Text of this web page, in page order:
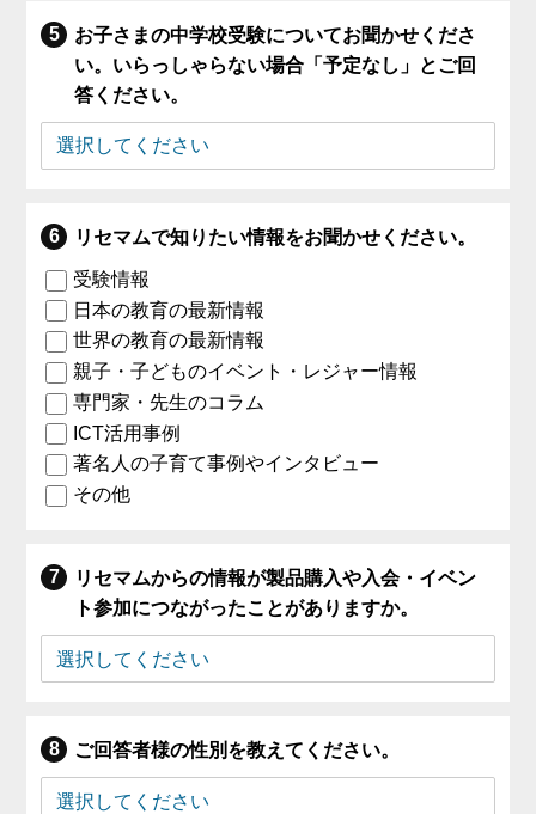
お子さまの中学校受験についてお聞かせくださ
い。いらっしゃらない場合「予定なし」とご回
答ください。
リセマムで知りたい情報をお聞かせください。
受験情報
日本の教育の最新情報
世界の教育の最新情報
親子・子どものイベント・レジャー情報
専門家・先生のコラム
ICT活用事例
著名人の子育て事例やインタビュー
その他
リセマムからの情報が製品購入や入会・イベン
ト参加につながったことがありますか。
ご回答者様の性別を教えてください。